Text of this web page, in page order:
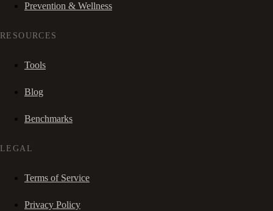
Prevention & Wellness
RESOURCES
Tools
Blog
Benchmarks
LEGAL
Terms of Service
Privacy Policy